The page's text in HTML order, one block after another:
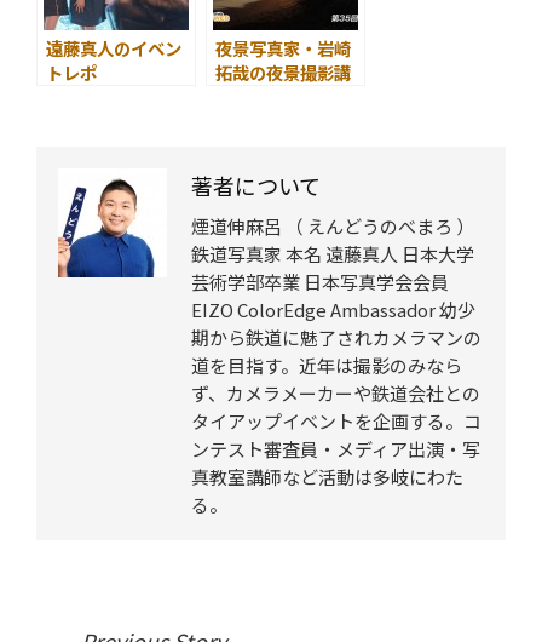
遠藤真人のイベン
トレポ
夜景写真家・岩崎
拓哉の夜景撮影講
著者について
煙道伸麻呂 （ えんどうのべまろ ）
鉄道写真家 本名 遠藤真人 日本大学
芸術学部卒業 日本写真学会会員
EIZO ColorEdge Ambassador 幼少
期から鉄道に魅了されカメラマンの
道を目指す。近年は撮影のみなら
ず、カメラメーカーや鉄道会社との
タイアップイベントを企画する。コ
ンテスト審査員・メディア出演・写
真教室講師など活動は多岐にわた
る。